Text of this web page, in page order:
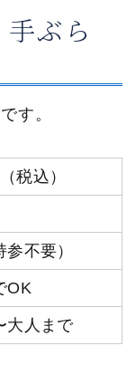
手ぶら
す。
税込）
不要）
OK
大人まで